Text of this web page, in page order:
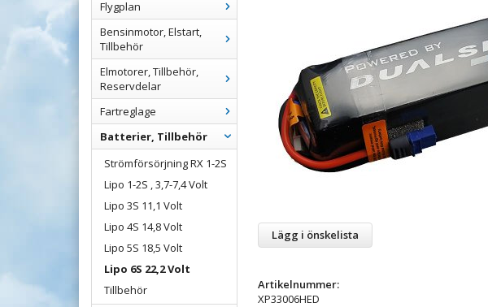
Flygplan
Bensinmotor, Elstart,
Tillbehör
Elmotorer, Tillbehör,
Reservdelar
Fartreglage
Batterier, Tillbehör
Strömförsörjning RX 1-2S
Lipo 1-2S , 3,7-7,4 Volt
Lipo 3S 11,1 Volt
Lipo 4S 14,8 Volt
Lipo 5S 18,5 Volt
Lipo 6S 22,2 Volt
Tillbehör
Lägg i önskelista
Artikelnummer:
XP33006HED